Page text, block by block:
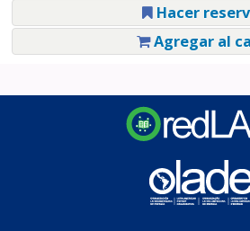
Hacer
Agregar al